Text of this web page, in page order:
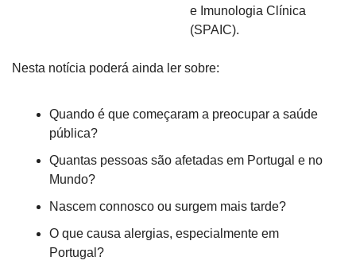
e Imunologia Clínica
(SPAIC).
Nesta notícia poderá ainda ler sobre:
Quando é que começaram a preocupar a saúde
pública?
Quantas pessoas são afetadas em Portugal e no
Mundo?
Nascem connosco ou surgem mais tarde?
O que causa alergias, especialmente em
Portugal?